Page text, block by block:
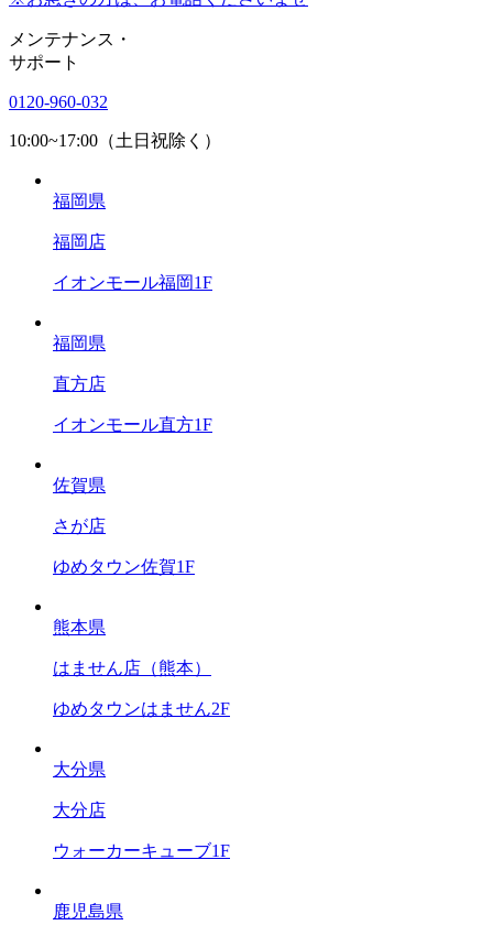
メンテナンス ・
サポート
0120-960-032
10:00~17:00（土日祝除く）
福岡県
福岡店
イオンモール福岡1F
福岡県
直方店
イオンモール直方1F
佐賀県
さが店
ゆめタウン佐賀1F
熊本県
はません店（熊本）
ゆめタウンはません2F
大分県
大分店
ウォーカーキューブ1F
鹿児島県